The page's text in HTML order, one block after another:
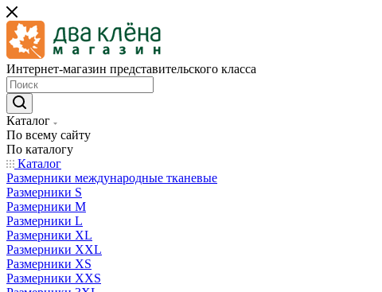
Интернет-магазин представительского класса
Каталог
По всему сайту
По каталогу
Каталог
Размерники международные тканевые
Размерники S
Размерники M
Размерники L
Размерники XL
Размерники XXL
Размерники XS
Размерники XXS